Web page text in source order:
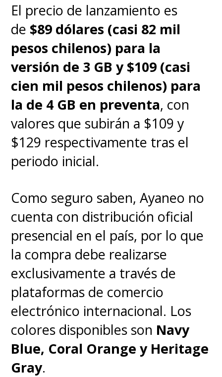
El precio de lanzamiento es
de $89 dólares (casi 82 mil
pesos chilenos) para la
versión de 3 GB y $109 (casi
cien mil pesos chilenos) para
la de 4 GB en preventa, con
valores que subirán a $109 y
$129 respectivamente tras el
periodo inicial.
Como seguro saben, Ayaneo no
cuenta con distribución oficial
presencial en el país, por lo que
la compra debe realizarse
exclusivamente a través de
plataformas de comercio
electrónico internacional. Los
colores disponibles son Navy
Blue, Coral Orange y Heritage
Gray.